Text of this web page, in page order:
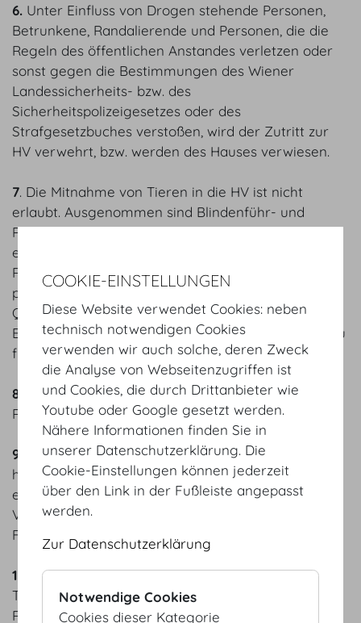
6. Unter Einfluss von Drogen stehende Personen,
Betrunkene, Randalierende und Personen, die die
Regeln des öffentlichen Anstandes verletzen oder
sonst gegen die Bestimmungen des Wiener
Landessicherheits- bzw. des
Sicherheitspolizeigesetzes oder des
Strafgesetzbuches verstoßen, wird der Zutritt zur
HV verwehrt, bzw. werden des Hauses verwiesen.
7. Die Mitnahme von Tieren in die HV ist nicht
erlaubt. Ausgenommen sind Blindenführ- und
Partnerhunde für behinderte Menschen. Der Halter
eines derartigen Hundes muss beim Zutritt in die
Räumlichkeiten einen Behindertenausweis bzw. -
pass und den Nachweis über die vorliegende
Qualifikation des Hundes vorweisen. Die
Blindenführ- und Partnerhunde sind an der Leine zu
führen und müssen einen Maulkorb tragen.
8.
Das Mitbringen von Speisen und Getränken in die
Räumlichkeiten der HV ist nicht gestattet.
9.
Rollstuhlfahrer (und allenfalls Begleitpersonen)
haben die für sie vorgesehenen Plätze
einzunehmen und sind vor Beginn der
Veranstaltung von dem für sie vorgesehenen
Fluchtweg bis ins Freie in Kenntnis zu setzen.
10.
Überkleider und Stockschirme sowie größere
Taschen und Behältnisse (wie insbesondere
Rucksäcke und Koffer) sind in der Garderobe
COOKIE-EINSTELLUNGEN
Diese Website verwendet Cookies: neben
technisch notwendigen Cookies
verwenden wir auch solche, deren Zweck
die Analyse von Webseitenzugriffen ist
und Cookies, die durch Drittanbieter wie
Youtube oder Google gesetzt werden.
Nähere Informationen finden Sie in
unserer Datenschutzerklärung. Die
Cookie-Einstellungen können jederzeit
über den Link in der Fußleiste angepasst
werden.
Zur Datenschutzerklärung
Notwendige Cookies
Cookies dieser Kategorie